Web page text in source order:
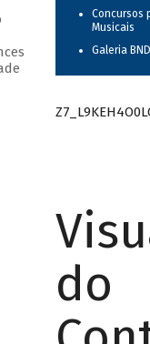
Concursos
Musicais
Galeria
do